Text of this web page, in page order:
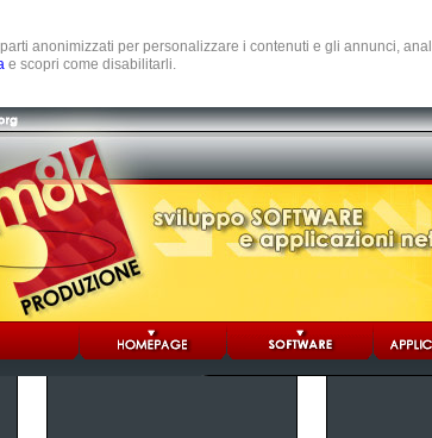
anonimizzati per personalizzare i contenuti e gli annunci,
e scopri come disabilitarli.